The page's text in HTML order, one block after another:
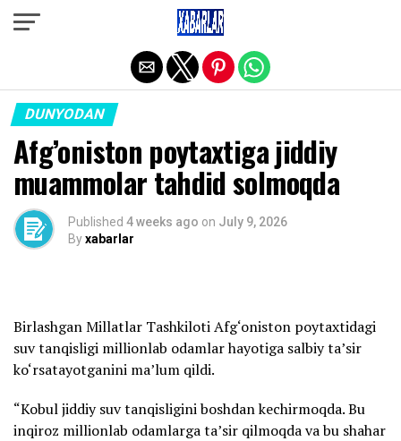
DUNYODAN
Afg’oniston poytaxtiga jiddiy
muammolar tahdid solmoqda
Published 4 weeks ago on July 9, 2026
Byxabarlar
Birlashgan Millatlar Tashkiloti Afg‘oniston poytaxtidagi
suv tanqisligi millionlab odamlar hayotiga salbiy ta’sir
ko‘rsatayotganini ma’lum qildi.
“Kobul jiddiy suv tanqisligini boshdan kechirmoqda. Bu
inqiroz millionlab odamlarga ta’sir qilmoqda va bu shahar
Exit mobile version